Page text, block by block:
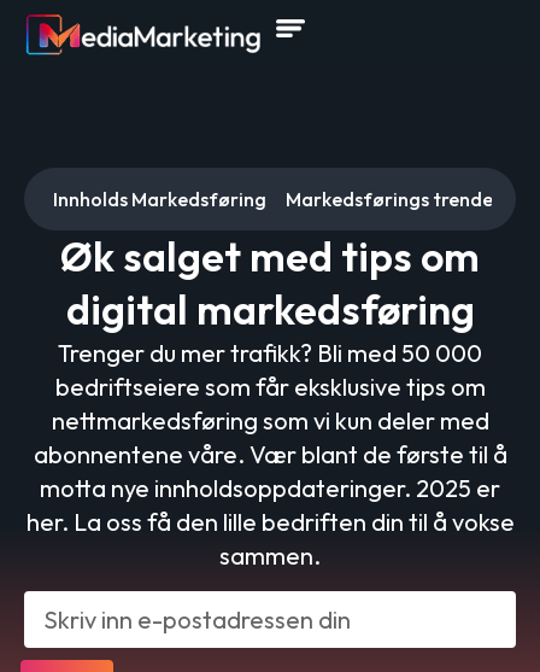
Innholds Markedsføring Markedsførings trender og
Øk salget med tips om
digital markedsføring
Trenger du mer trafikk? Bli med 50 000
bedriftseiere som får eksklusive tips om
nettmarkedsføring som vi kun deler med
abonnentene våre. Vær blant de første til å
motta nye innholdsoppdateringer. 2025 er
her. La oss få den lille bedriften din til å vokse
sammen.